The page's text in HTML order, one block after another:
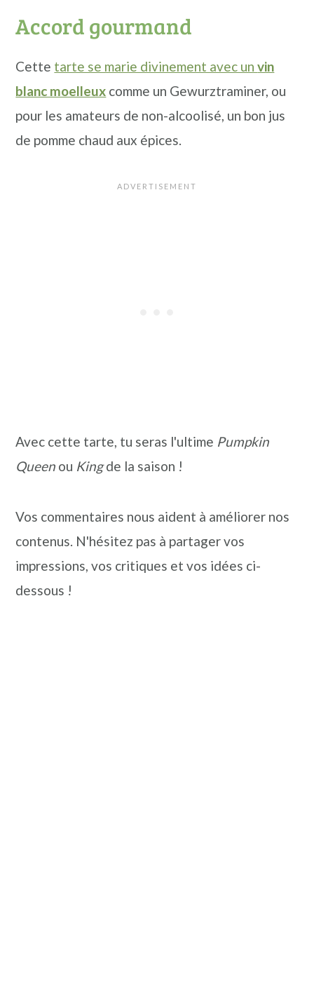
Accord gourmand
Cette tarte se marie divinement avec unvin
blanc moelleux comme un Gewurztraminer, ou
pour les amateurs de non-alcoolisé, un bon jus
de pomme chaud aux épices.
Avec cette tarte, tu seras l'ultime Pumpkin
Queen ou Kingde la saison !
Vos commentaires nous aident à améliorer nos
contenus. N'hésitez pas à partager vos
impressions, vos critiques et vos idées ci-
dessous !